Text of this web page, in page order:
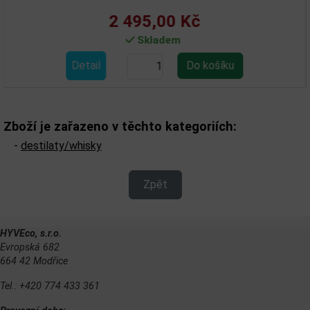
2 495,00 Kč
Zboží je zařazeno v těchto kategoriích:
- destilaty/whisky
Zpět
HYVEco, s.r.o.
Evropská 682
664 42 Modřice
Tel.: +420 774 433 361